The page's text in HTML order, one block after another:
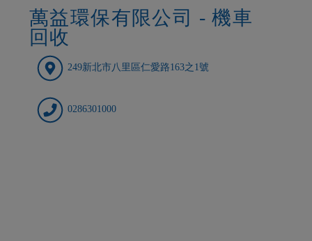
萬益環保有限公司 - 機車
回收
249新北市八里區仁愛路163之1號
0286301000